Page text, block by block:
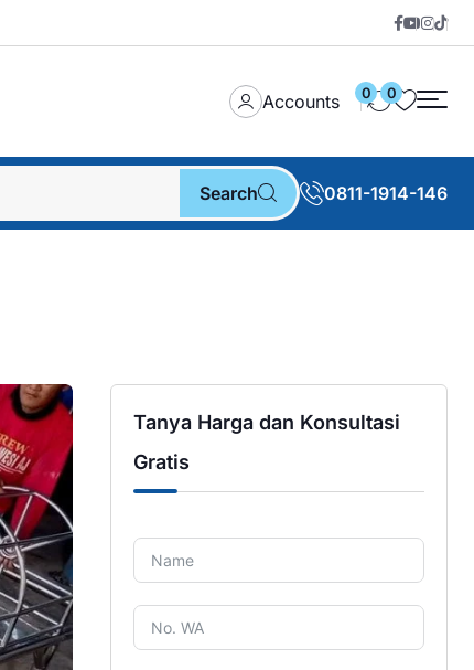
Accounts 0 0
Search 0811-1914-146
Tanya Harga dan Konsultasi
Gratis